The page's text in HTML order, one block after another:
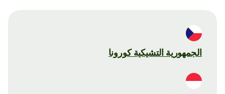
الجمهورية التشيكية كورونا